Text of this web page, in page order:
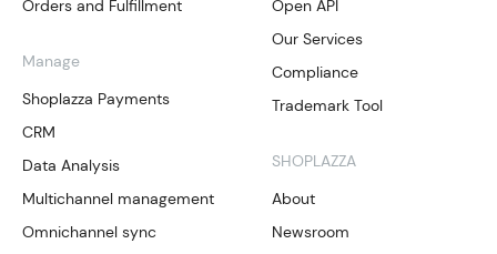
Orders and Fulfillment
Manage
Shoplazza Payments
CRM
Data Analysis
Multichannel management
Omnichannel sync
Open API
Our Services
Compliance
Trademark Tool
SHOPLAZZA
About
Newsroom